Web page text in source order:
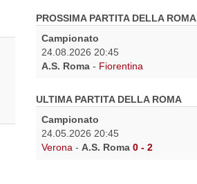
PROSSIMA PARTITA DELLA ROMA
Campionato
24.08.2026 20:45
A.S. Roma - Fiorentina
ULTIMA PARTITA DELLA ROMA
Campionato
24.05.2026 20:45
Verona - A.S. Roma 0 - 2